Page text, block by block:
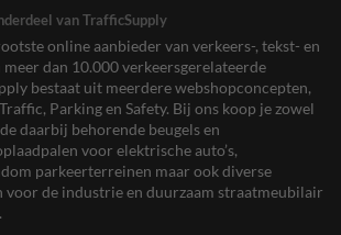
van TrafficSupply
online aanbieder van verkeers-, tekst- en
dan 10.000 verkeersgerelateerde
bestaat uit meerdere webshopconcepten,
Parking en Safety. Bij ons koop je zowel
daarbij behorende beugels en
voor elektrische auto’s,
parkeerterreinen maar ook diverse
de industrie en duurzaam straatmeubilair